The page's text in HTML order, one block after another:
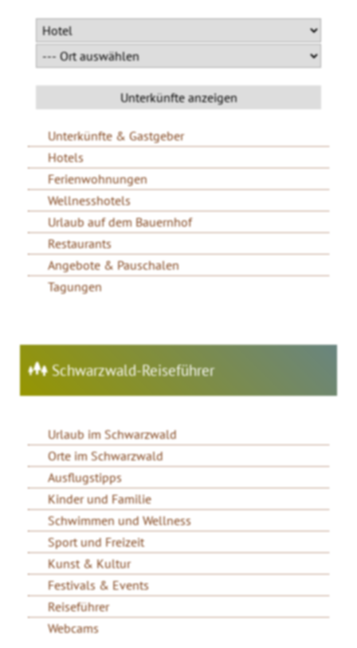
Unterkünfte & Gastgeber
Hotels
Ferienwohnungen
Wellnesshotels
Urlaub auf dem Bauernhof
Restaurants
Angebote & Pauschalen
Tagungen
Schwarzwald-Reiseführer
Urlaub im Schwarzwald
Orte im Schwarzwald
Ausflugstipps
Kinder und Familie
Schwimmen und Wellness
Sport und Freizeit
Kunst & Kultur
Festivals & Events
Reiseführer
Webcams